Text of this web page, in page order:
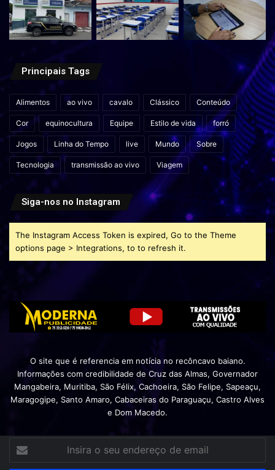
Principais Tags
Alimentos ao vivo cavalo Clássico Conteúdo
Cor equinocultura Equipe Estilo de vida forró
Jogos Linha do Tempo live Mundo Sobre
Tecnologia transmissão ao vivo Viagem
Siga-nos no Instagram
The Instagram Access Token is expired, Go to the Theme
options page > Integrations, to to refresh it.
O site que é referencia em notícia no recôncavo baiano.
Informações com credibilidade de Cruz das Almas, Governador
Mangabeira, Muritiba, São Félix, Cachoeira, São Felipe, Sapeaçu,
Maragogipe, Santo Amaro, Cabaceiras do Paraguaçu, Castro Alves
e Dom Macedo.